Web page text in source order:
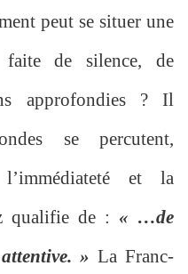
peut se situer une
faite de silence, de
approfondies ? Il
se percutent,
et la
qualifie de : « …de
» La Franc-